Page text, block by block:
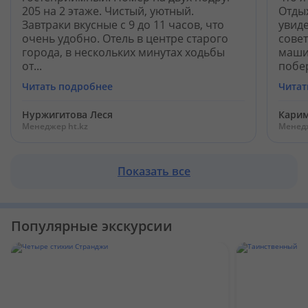
205 на 2 этаже. Чистый, уютный.
Завтраки вкусные с 9 до 11 часов, что
очень удобно. Отель в центре старого
города, в нескольких минутах ходьбы
от...
Читать подробнее
Нуржигитова Леся
Менеджер ht.kz
Показать все
Популярные экскурсии